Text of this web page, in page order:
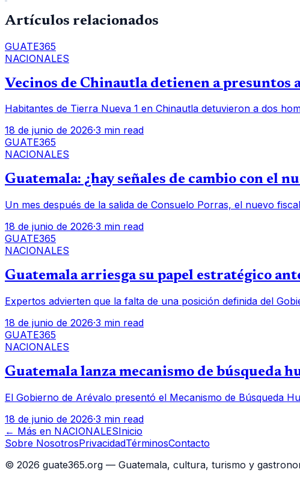
Artículos relacionados
GUATE365
NACIONALES
Vecinos de Chinautla detienen a presuntos
Habitantes de Tierra Nueva 1 en Chinautla detuvieron a dos
18 de junio de 2026·3 min read
GUATE365
NACIONALES
Guatemala: ¿hay señales de cambio con el
Un mes después de la salida de Consuelo Porras, el nuevo
18 de junio de 2026·3 min read
GUATE365
NACIONALES
Guatemala arriesga su papel estratégico
Expertos advierten que la falta de una posición definida del
18 de junio de 2026·3 min read
GUATE365
NACIONALES
Guatemala lanza mecanismo de búsqueda
El Gobierno de Arévalo presentó el Mecanismo de Búsqueda
18 de junio de 2026·3 min read
← Más en NACIONALESInicio
Sobre NosotrosPrivacidadTérminosContacto
© 2026 guate365.org — Guatemala, cultura, turismo y